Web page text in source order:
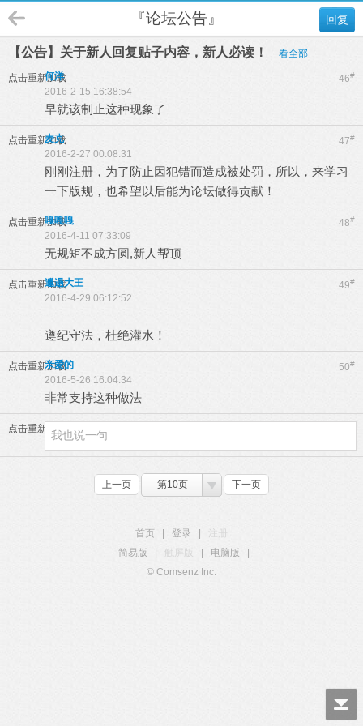
回复
『论坛公告』
【公告】关于新人回复贴子内容，新人必读！ 看全部
点击重新加载 46#
何洋
2016-2-15 16:38:54
早就该制止这种现象了
点击重新加载 47#
麦克
2016-2-27 00:08:31
刚刚注册，为了防止因犯错而造成被处罚，所以，来学习
一下版规，也希望以后能为论坛做得贡献！
点击重新加载 48#
嘎嘎嘎
2016-4-11 07:33:09
无规矩不成方圆,新人帮顶
点击重新加载 49#
邋遢大王
2016-4-29 06:12:52
遵纪守法，杜绝灌水！
点击重新加载 50#
亲爱的
2016-5-26 16:04:34
非常支持这种做法
点击重新加载
上一页 第10页 下一页
首页 登录
简易版
触屏版 电脑版
© Comsenz Inc.